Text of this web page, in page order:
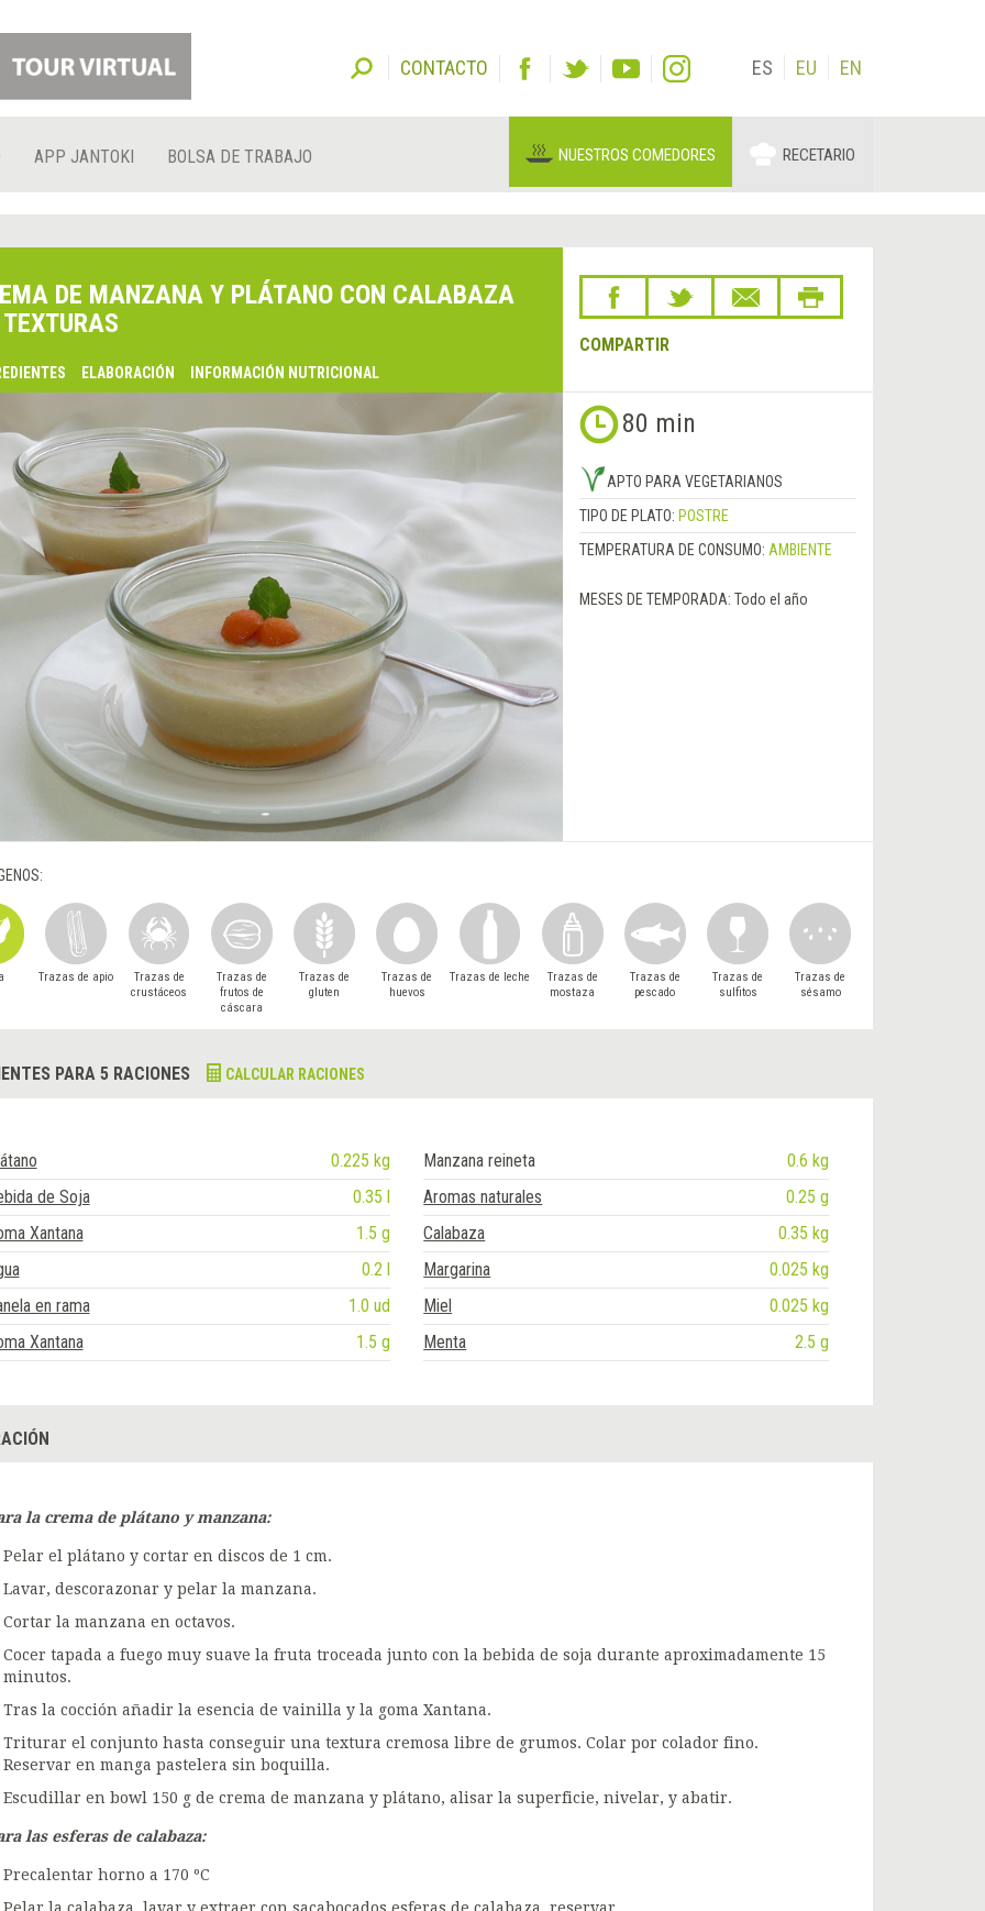
CONTACTO ES EU EN
APP JANTOKI BOLSA DE TRABAJO NUESTROS COMEDORES RECETARIO
DE MANZANA Y PLÁTANO CON CALABAZA
ELABORACIÓN INFORMACIÓN NUTRICIONAL
COMPARTIR
80 min
APTO PARA VEGETARIANOS
TIPO DE PLATO: POSTRE
TEMPERATURA DE CONSUMO: AMBIENTE
MESES DE TEMPORADA: Todo el año
Trazas de apio
Trazas de
crustáceos
Trazas de
frutos de
cáscara
Trazas de
gluten
Trazas de
huevos
Trazas de leche
Trazas de
mostaza
Trazas de
pescado
Trazas de
sulfitos
Trazas de
sésamo
PARA 5 RACIONES CALCULAR RACIONES
0.225 kg Manzana reineta
0.6 kg
de Soja
0.35 l Aromas naturales
0.25 g
Xantana
1.5 g Calabaza
0.35 kg
0.2 l Margarina
0.025 kg
en rama
1.0 ud Miel
0.025 kg
Xantana
1.5 g Menta 2.5 g
la crema de plátano y manzana:
Pelar el plátano y cortar en discos de 1 cm.
Lavar, descorazonar y pelar la manzana.
Cortar la manzana en octavos.
Cocer tapada a fuego muy suave la fruta troceada junto con la bebida de soja durante aproximadamente 15
minutos.
Tras la cocción añadir la esencia de vainilla y la goma Xantana.
Triturar el conjunto hasta conseguir una textura cremosa libre de grumos. Colar por colador fino.
Reservar en manga pastelera sin boquilla.
Escudillar en bowl 150 g de crema de manzana y plátano, alisar la superficie, nivelar, y abatir.
las esferas de calabaza:
Precalentar horno a 170 ºC